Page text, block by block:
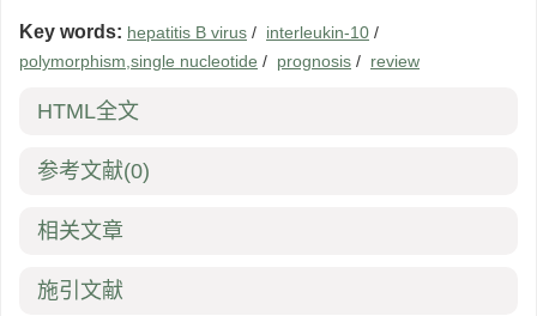
Key words: hepatitis B virus / interleukin-10 /
polymorphism,single nucleotide / prognosis / review
HTML全文
参考文献(0)
相关文章
施引文献